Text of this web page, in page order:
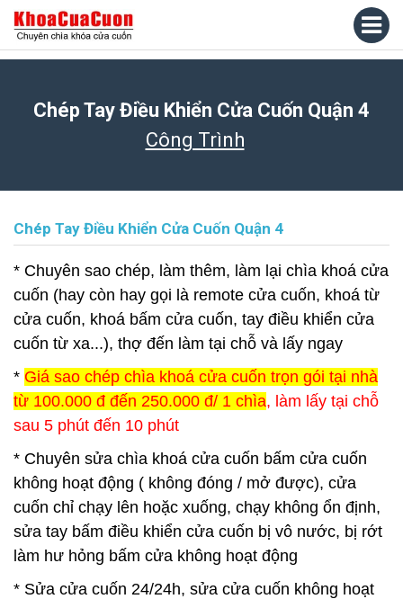
Chép Tay Điều Khiển Cửa Cuốn Quận 4
Công Trình
Chép Tay Điều Khiển Cửa Cuốn Quận 4
* Chuyên sao chép, làm thêm, làm lại chìa khoá cửa
cuốn (hay còn hay gọi là remote cửa cuốn, khoá từ
cửa cuốn, khoá bấm cửa cuốn, tay điều khiển cửa
cuốn từ xa...), thợ đến làm tại chỗ và lấy ngay
* Giá sao chép chìa khoá cửa cuốn trọn gói tại nhà
từ 100.000 đ đến 250.000 đ/ 1 chìa, làm lấy tại chỗ
sau 5 phút đến 10 phút
* Chuyên sửa chìa khoá cửa cuốn bấm cửa cuốn
không hoạt động ( không đóng / mở được), cửa
cuốn chỉ chạy lên hoặc xuống, chạy không ổn định,
sửa tay bấm điều khiển cửa cuốn bị vô nước, bị rớt
làm hư hỏng bấm cửa không hoạt động
* Sửa cửa cuốn 24/24h, sửa cửa cuốn không hoạt